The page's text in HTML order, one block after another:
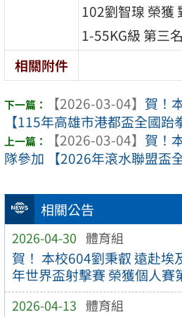
相關公告
2026-04-30 體育組
賀！ 本校604劉秉叡 遠赴埃
年世界盃射擊賽 榮獲個人賽
2026-04-13 體育組
102劉智瑔 榮獲
1-55KG級 第三名
相關附件
【2026-03-04】 賀！
【115年高雄市港都盃全國跆
【2026-03-04】 賀！
隊參加 【2026年滾水聯盟盃